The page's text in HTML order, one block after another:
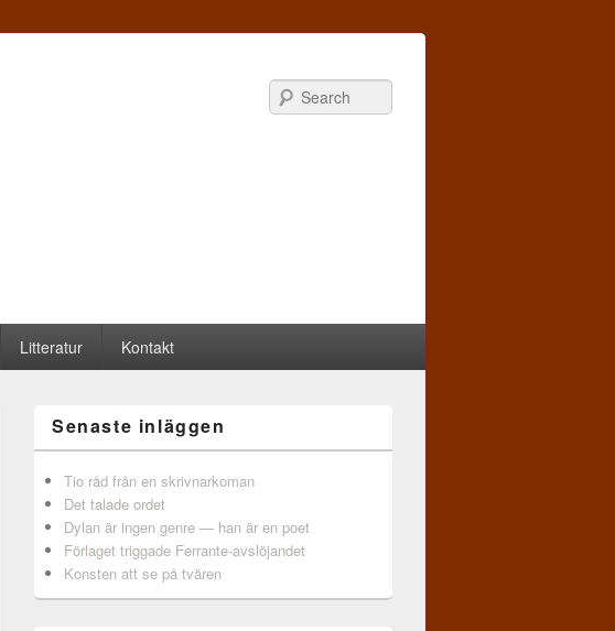
Litteratur Kontakt
Senaste inläggen
Tio råd från en skrivnarkoman
Det talade ordet
Dylan är ingen genre — han är en poet
Förlaget triggade Ferrante-avslöjandet
Konsten att se på tvären